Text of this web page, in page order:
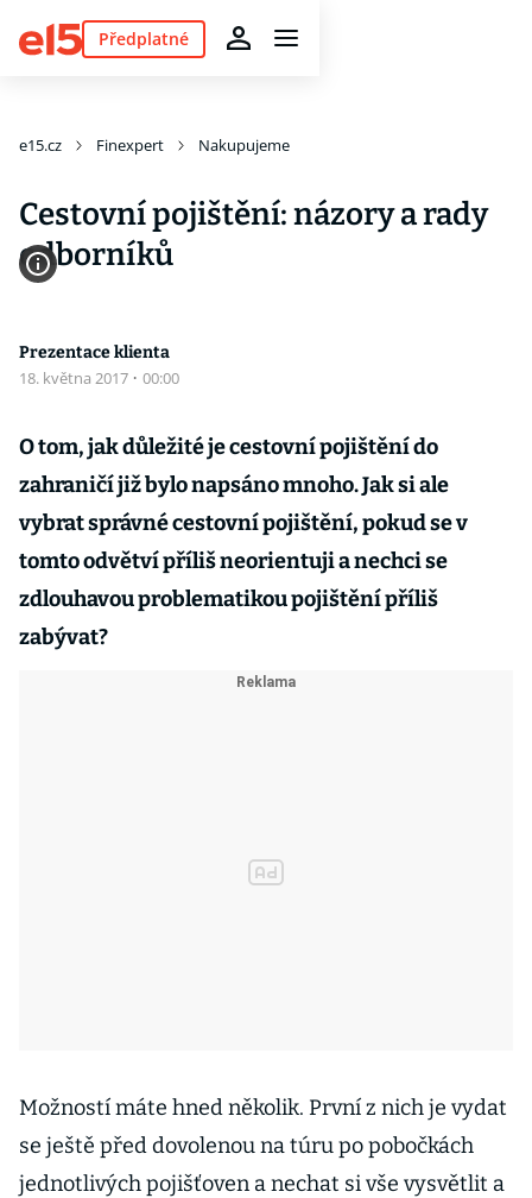
Předplatné
e15.cz Finexpert Nakupujeme
Cestovní pojištění: názory a rady
odborníků
Prezentace klienta
18. května 2017 · 00:00
O tom, jak důležité je cestovní pojištění do
zahraničí již bylo napsáno mnoho. Jak si ale
vybrat správné cestovní pojištění, pokud se v
tomto odvětví příliš neorientuji a nechci se
zdlouhavou problematikou pojištění příliš
zabývat?
Možností máte hned několik. První z nich je vydat
se ještě před dovolenou na túru po pobočkách
jednotlivých pojišťoven a nechat si vše vysvětlit a